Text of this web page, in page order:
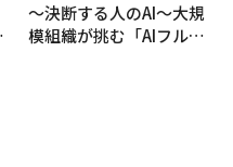
〜決断する人のAI〜大規
模組織が挑む「AIフル実